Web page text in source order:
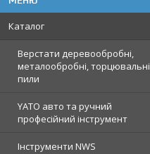
Каталог
Верстати деревообробні,
металообробні, торцювальні
пили
YATO авто та ручний
професійний інструмент
Інструменти NWS